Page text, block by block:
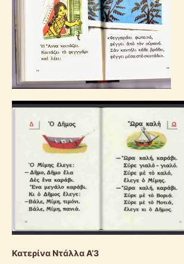
Κατερίνα Ντάλλα Α’3